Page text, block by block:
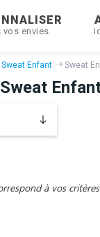
vos envies
Sweat Enfant Sweat
à vos